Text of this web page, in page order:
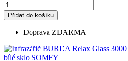
Přidat do košíku
Doprava ZDARMA